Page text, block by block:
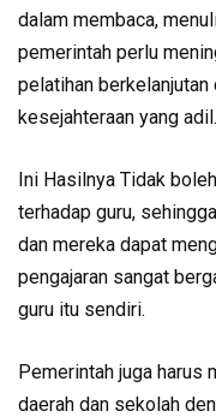
dalam membaca,
pemerintah perlu
pelatihan
kesejahteraan yang adil.
Ini Hasilnya Tidak
terhadap guru,
dan mereka dapat
pengajaran sangat
guru itu sendiri.
Pemerintah juga harus
daerah dan sekolah